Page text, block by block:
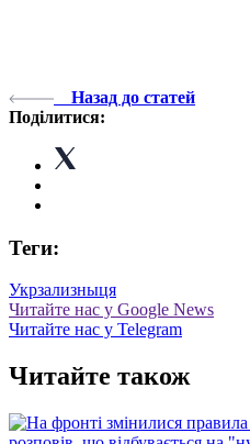
Назад до статей
Поділитися:
Теги:
Укрзализныця
Читайте нас у Google News
Читайте нас у Telegram
Читайте також